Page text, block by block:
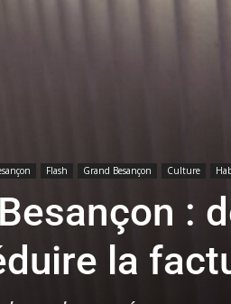
Flash Grand Besançon Culture
:
la